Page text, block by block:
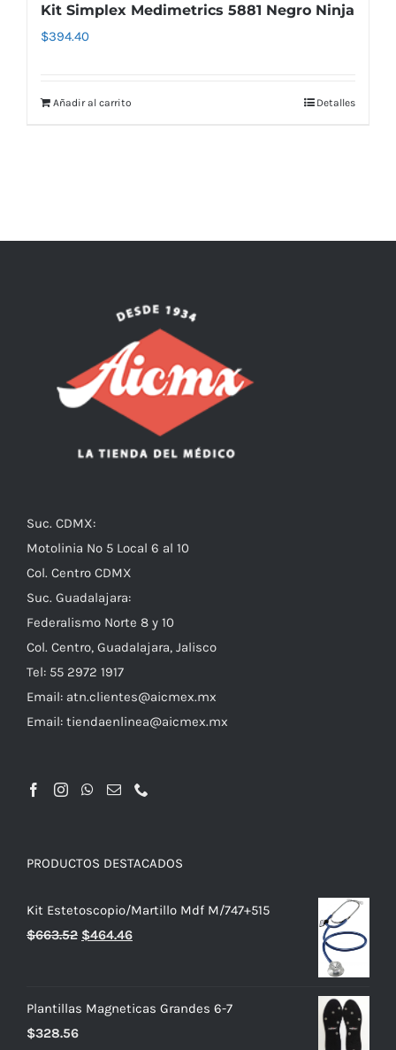
Kit Simplex Medimetrics 5881 Negro Ninja
$394.40
Añadir al carrito Detalles
Suc. CDMX:
Motolinia No 5 Local 6 al 10
Col. Centro CDMX
Suc. Guadalajara:
Federalismo Norte 8 y 10
Col. Centro, Guadalajara, Jalisco
Tel: 55 2972 1917
Email: atn.clientes@aicmex.mx
Email: tiendaenlinea@aicmex.mx
PRODUCTOS DESTACADOS
Kit Estetoscopio/Martillo Mdf M/747+515
$663.52 El
era:
$464.46El
es:
Plantillas Magneticas Grandes 6-7
$328.56